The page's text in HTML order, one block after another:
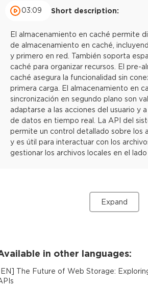
03:09 Short description:
El almacenamiento en caché permite
de almacenamiento en caché,
y primero en red. También soporta
caché para organizar recursos. El pre-
caché asegura la funcionalidad sin
primera carga. El almacenamiento en
sincronización en segundo plano son
adaptarse a las acciones del usuario y
de datos en tiempo real. La API del
permite un control detallado sobre los
y es útil para interactuar con los
gestionar los archivos locales en el
Expand
in other languages:
EN] The Future of Web Storage: